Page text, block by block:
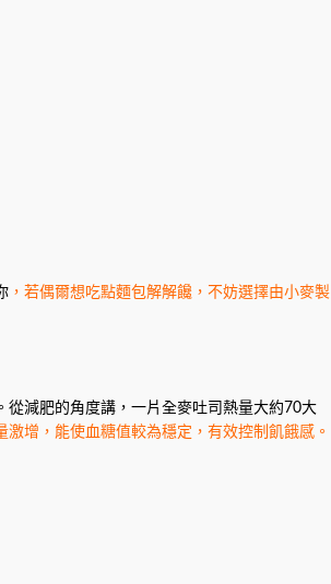
，若偶爾想吃點麵包解解饞，不妨選擇由小麥製
從減肥的角度講，一片全麥吐司熱量大約70大
增，能使血糖值較為穩定，有效控制飢餓感。